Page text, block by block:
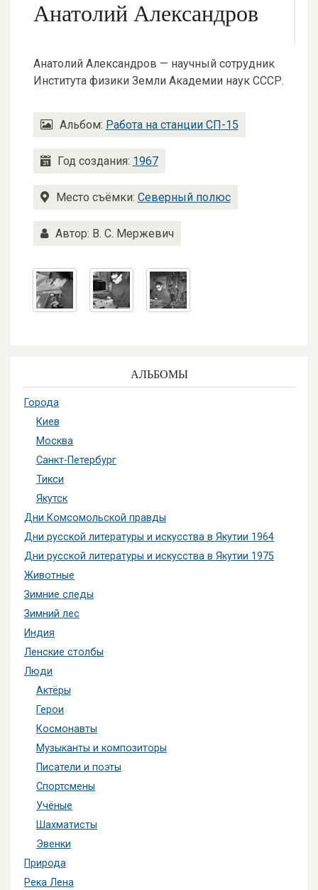
Анатолий Александров
Анатолий Александров — научный сотрудник
Института физики Земли Академии наук СССР.
Альбом: Работа на станции СП-15
Год создания: 1967
Место съёмки: Северный полюс
Автор: В. С. Мержевич
АЛЬБОМЫ
Города
Киев
Москва
Санкт-Петербург
Тикси
Якутск
Дни Комсомольской правды
Дни русской литературы и искусства в Якутии 1964
Дни русской литературы и искусства в Якутии 1975
Животные
Зимние следы
Зимний лес
Индия
Ленские столбы
Люди
Актёры
Герои
Космонавты
Музыканты и композиторы
Писатели и поэты
Спортсмены
Учёные
Шахматисты
Эвенки
Природа
Река Лена